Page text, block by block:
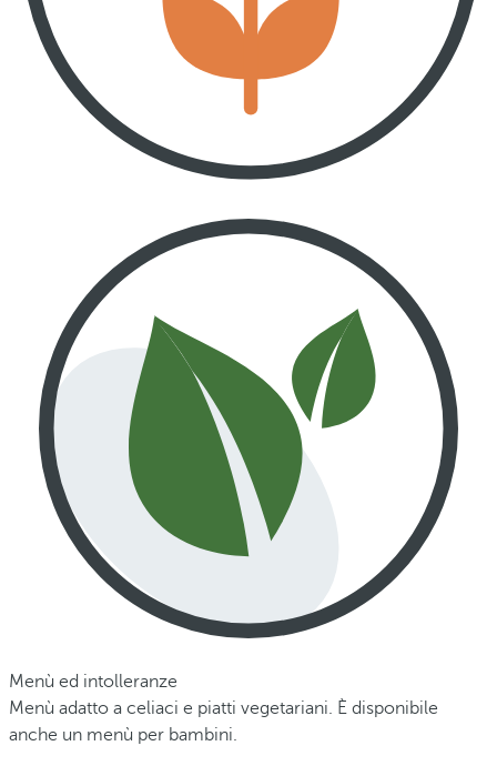
Menù ed intolleranze
Menù adatto a celiaci e piatti vegetariani. È disponibile
anche un menù per bambini.